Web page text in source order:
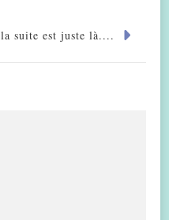
la suite est juste là....